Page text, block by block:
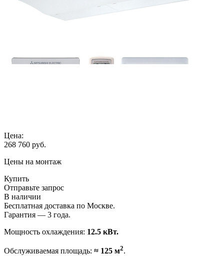
Цена:
268 760 руб.
Цены на монтаж
Купить
Отправьте запрос
В наличии
Бесплатная доставка по Москве.
Гарантия — 3 года.
Мощность охлаждения: 12.5 кВт.
Обслуживаемая площадь: ≈ 125 м2.